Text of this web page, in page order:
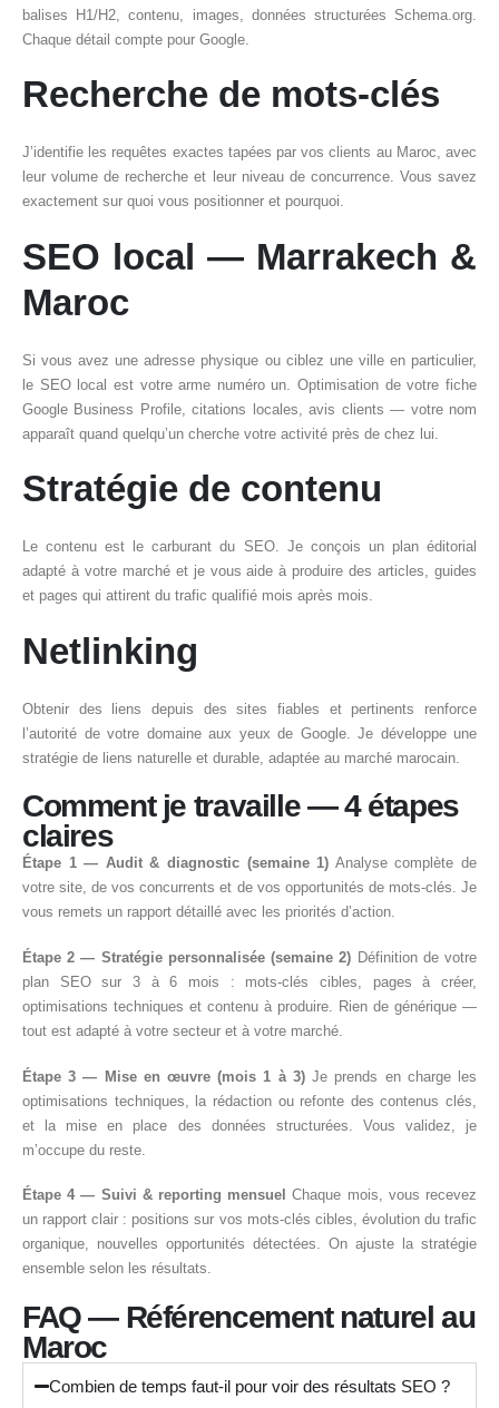
balises H1/H2, contenu, images, données structurées Schema.org.
Chaque détail compte pour Google.
Recherche de mots-clés
J’identifie les requêtes exactes tapées par vos clients au Maroc, avec
leur volume de recherche et leur niveau de concurrence. Vous savez
exactement sur quoi vous positionner et pourquoi.
SEO local — Marrakech &
Maroc
Si vous avez une adresse physique ou ciblez une ville en particulier,
le SEO local est votre arme numéro un. Optimisation de votre fiche
Google Business Profile, citations locales, avis clients — votre nom
apparaît quand quelqu’un cherche votre activité près de chez lui.
Stratégie de contenu
Le contenu est le carburant du SEO. Je conçois un plan éditorial
adapté à votre marché et je vous aide à produire des articles, guides
et pages qui attirent du trafic qualifié mois après mois.
Netlinking
Obtenir des liens depuis des sites fiables et pertinents renforce
l’autorité de votre domaine aux yeux de Google. Je développe une
stratégie de liens naturelle et durable, adaptée au marché marocain.
Comment je travaille — 4 étapes
claires
Étape 1 — Audit & diagnostic (semaine 1) Analyse complète de
votre site, de vos concurrents et de vos opportunités de mots-clés. Je
vous remets un rapport détaillé avec les priorités d’action.
Étape 2 — Stratégie personnalisée (semaine 2) Définition de votre
plan SEO sur 3 à 6 mois : mots-clés cibles, pages à créer,
optimisations techniques et contenu à produire. Rien de générique —
tout est adapté à votre secteur et à votre marché.
Étape 3 — Mise en œuvre (mois 1 à 3)Je prends en charge les
optimisations techniques, la rédaction ou refonte des contenus clés,
et la mise en place des données structurées. Vous validez, je
m’occupe du reste.
Étape 4 — Suivi & reporting mensuel Chaque mois, vous recevez
un rapport clair : positions sur vos mots-clés cibles, évolution du trafic
organique, nouvelles opportunités détectées. On ajuste la stratégie
ensemble selon les résultats.
FAQ — Référencement naturel au
Maroc
Combien de temps faut-il pour voir des résultats SEO ?